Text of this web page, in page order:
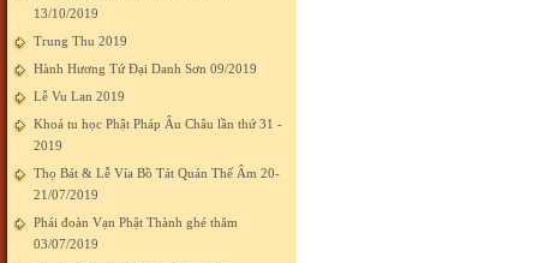
13/10/2019
Trung Thu 2019
Hành Hương Tứ Đại Danh Sơn 09/2019
Lễ Vu Lan 2019
Khoá tu học Phật Pháp Âu Châu lần thứ 31 -
2019
Thọ Bát & Lễ Vía Bồ Tát Quán Thế Âm 20-
21/07/2019
Phái đoàn Vạn Phật Thành ghé thăm
03/07/2019